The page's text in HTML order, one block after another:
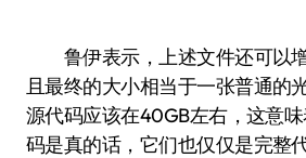
鲁伊表示，上述文件还可以
且最终的大小相当于一张普通的
源代码应该在40GB左右，这意
码是真的话，它们也仅仅是完整